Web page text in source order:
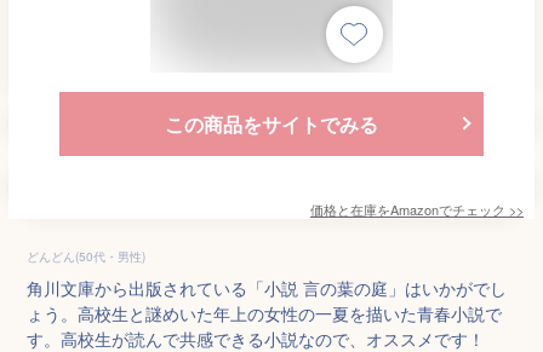
この商品をサイトでみる
価格と在庫をAmazonでチェック >>
どんどん(50代・男性)
角川文庫から出版されている「小説 言の葉の庭」はいかがでし
ょう。高校生と謎めいた年上の女性の一夏を描いた青春小説で
す。高校生が読んで共感できる小説なので、オススメです！